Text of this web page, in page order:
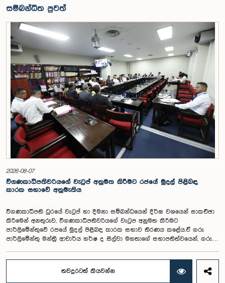
සම්බන්ධිත පුවත්
2026-08-07
විගණකාධිපතිවරියගේ වැටුප් අනුමත කිරීමට රජයේ මුදල් පිළිබඳ
කාරක සභාවේ අනුමැතිය
විගණකාධිපති ධුරයේ වැටුප් හා දීමනා සම්බන්ධයෙන් දීර්ඝ වශයෙන් සාකච්ඡා
කිරීමෙන් අනතුරුව, විගණකාධිපතිවරියගේ වැටුප අනුමත කිරීමට
පාර්ලිමේන්තුවේ රජයේ මුදල් පිළිබඳ කාරක සභාව තීරණය කළේය.ඒ ගරු
පාර්ලිමේන්තු මන්ත්‍රී ආචාර්ය හර්ෂ ද සිල්වා මහතාගේ සභාපතිත්වයෙන්, ගරු
බස්නායක, එම්.කේ.එම්. අස්ලම්, තිලිණ සමරකෝන් සහ චම්පික හෙට්ටිආරච්චි
යන මහත්ම මහත්මීන්ගේ සහභාගීත්වයෙන් මෙම කාරක සභාව
තවදුරටත් කියවන්න